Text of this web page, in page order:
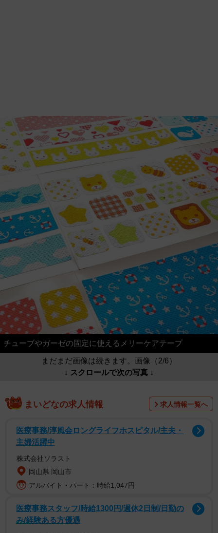
チューブやガーゼの固定に使えるメリーケアテープ
まだまだ画像は続きます。画像（2/6）
↓ スクロールで次の写真 ↓
まいどなの求人情報 求人情報一覧へ
医療事務/淳風会ロングライフホスピタル/主夫・
主婦活躍中
株式会社ソラスト
岡山県 岡山市
アルバイト・パート：時給1,047円
医療事務スタッフ/時給1300円/週休2日制/日勤の
み/経験ある方優遇